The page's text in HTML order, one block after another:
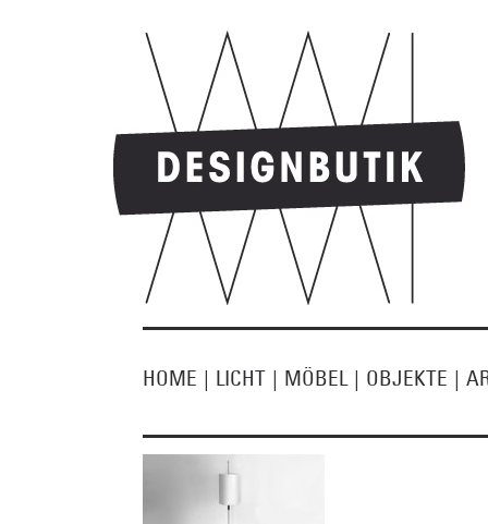
HOME | LICHT | MÖBEL | OBJEKTE |